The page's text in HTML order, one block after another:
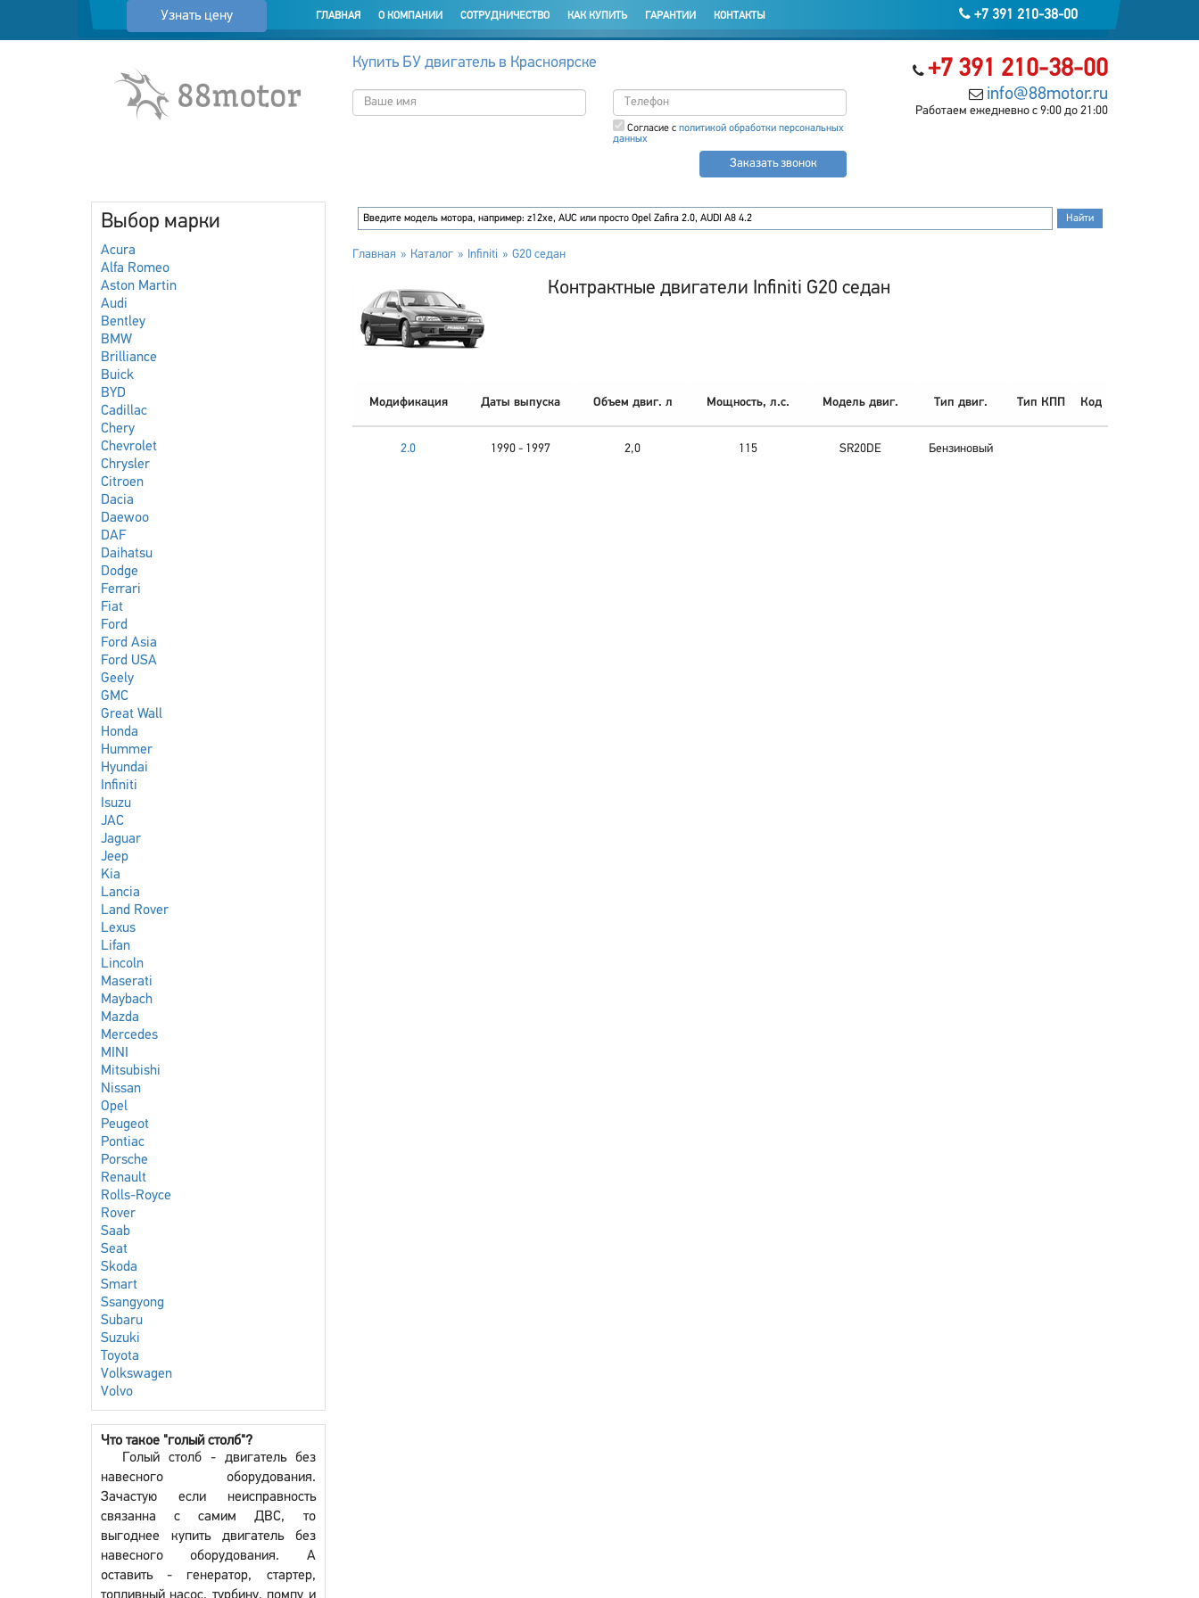
Узнать цену +7 391 210-38-00
ГЛАВНАЯ О КОМПАНИИ СОТРУДНИЧЕСТВО КАК КУПИТЬ ГАРАНТИИ КОНТАКТЫ
+7 391 210-38-00
info@88motor.ru
Работаем ежедневно с 9:00 до 21:00
Купить БУ двигатель в Красноярске
Согласие с политикой обработки персональных
данных
Заказать звонок
Выбор марки
Acura
Alfa Romeo
Aston Martin
Audi
Bentley
BMW
Brilliance
Buick
BYD
Cadillac
Chery
Chevrolet
Chrysler
Citroen
Dacia
Daewoo
DAF
Daihatsu
Dodge
Ferrari
Fiat
Ford
Ford Asia
Ford USA
Geely
GMC
Great Wall
Honda
Hummer
Hyundai
Infiniti
Isuzu
JAC
Jaguar
Jeep
Kia
Lancia
Land Rover
Lexus
Lifan
Lincoln
Maserati
Maybach
Mazda
Mercedes
MINI
Mitsubishi
Nissan
Opel
Peugeot
Pontiac
Porsche
Renault
Rolls-Royce
Rover
Saab
Seat
Skoda
Smart
Ssangyong
Subaru
Suzuki
Toyota
Volkswagen
Volvo
Что такое "голый столб"?
Голый столб - двигатель без
навесного оборудования.
Зачастую если неисправность
связанна с самим ДВС, то
выгоднее купить двигатель без
навесного оборудования. А
оставить - генератор, стартер,
Главная Каталог Infiniti G20 седан
Контрактные двигатели Infiniti G20 седан
Модификация Даты выпуска Объем двиг. л Мощность, л.с. Модель двиг. Тип двиг. Тип КПП Код
2.0 1990 - 1997 2,0 115 SR20DE Бензиновый